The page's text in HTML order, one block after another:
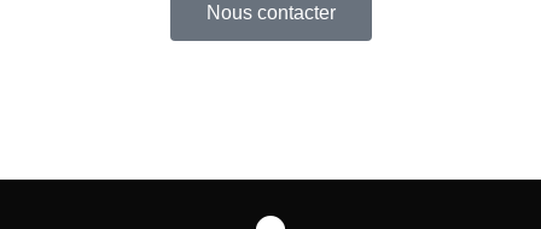
Nous contacter